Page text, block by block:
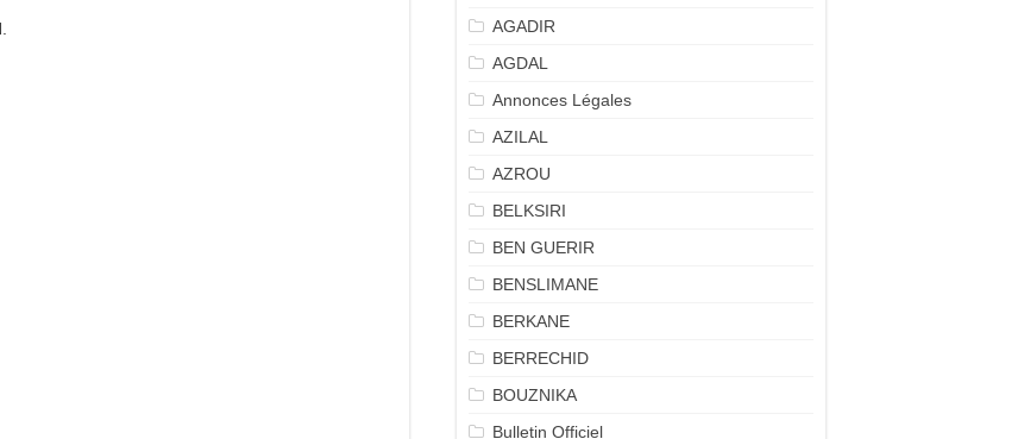
AGADIR
AGDAL
Annonces Légales
AZILAL
AZROU
BELKSIRI
BEN GUERIR
BENSLIMANE
BERKANE
BERRECHID
BOUZNIKA
Bulletin Officiel